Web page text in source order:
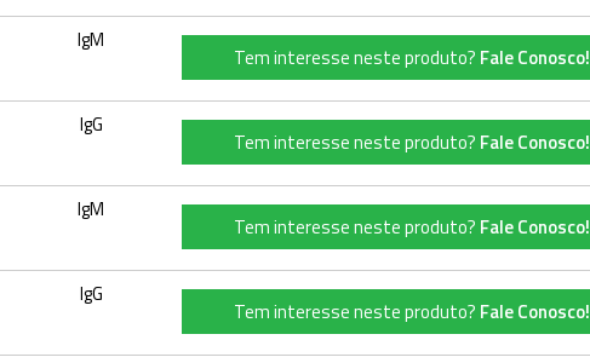
IgM
Tem interesse neste produto? Fale Conosco!
IgG
Tem interesse neste produto? Fale Conosco!
IgM
Tem interesse neste produto? Fale Conosco!
IgG
Tem interesse neste produto? Fale Conosco!